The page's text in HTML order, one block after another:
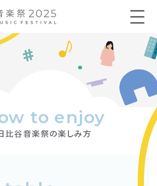
to enjoy
比谷音楽祭の楽しみ方